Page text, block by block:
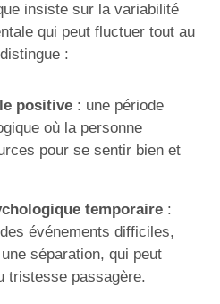
insiste sur la variabilité
qui peut fluctuer tout au
:
positive : une période
où la personne
pour se sentir bien et
temporaire :
événements difficiles,
séparation, qui peut
tristesse passagère.